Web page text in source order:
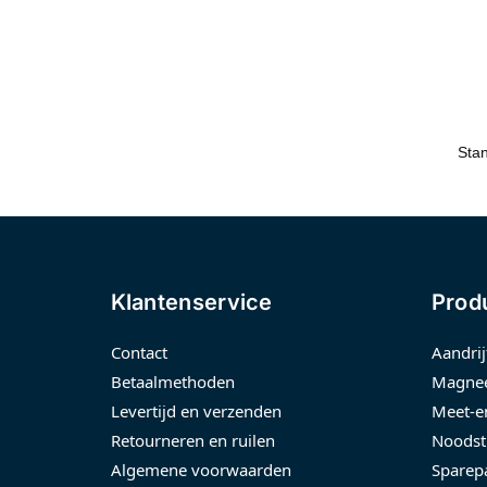
Klantenservice
Contact
Betaalmethoden
Levertijd en verzenden
Retourneren en ruilen
Algemene voorwaarden
Meet-